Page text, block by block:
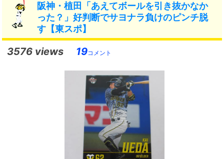
阪神・植田「あえてボールを引き抜かなか
った？」好判断でサヨナラ負けのピンチ脱
す【東スポ】
3576 views 19コメント